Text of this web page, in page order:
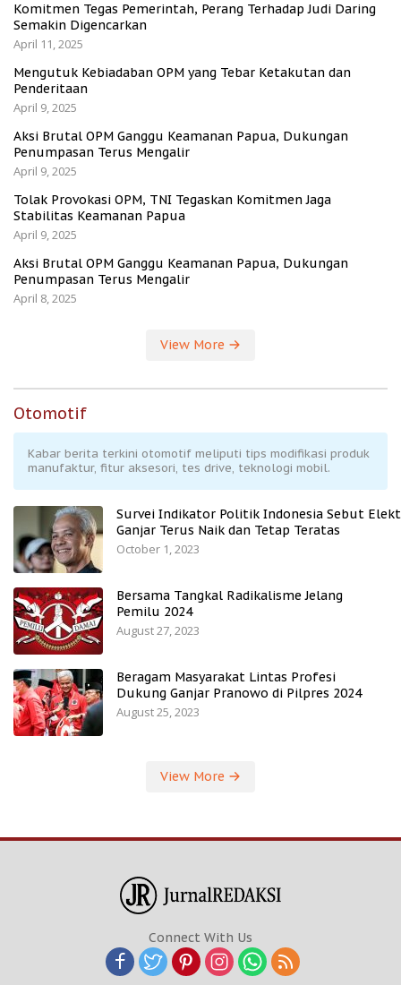
Komitmen Tegas Pemerintah, Perang Terhadap Judi Daring
Semakin Digencarkan
April 11, 2025
Mengutuk Kebiadaban OPM yang Tebar Ketakutan dan
Penderitaan
April 9, 2025
Aksi Brutal OPM Ganggu Keamanan Papua, Dukungan
Penumpasan Terus Mengalir
April 9, 2025
Tolak Provokasi OPM, TNI Tegaskan Komitmen Jaga
Stabilitas Keamanan Papua
April 9, 2025
Aksi Brutal OPM Ganggu Keamanan Papua, Dukungan
Penumpasan Terus Mengalir
April 8, 2025
View More
Otomotif
Kabar berita terkini otomotif meliputi tips modifikasi produk
manufaktur, fitur aksesori, tes drive, teknologi mobil.
Survei Indikator Politik Indonesia Sebut
Ganjar Terus Naik dan Tetap Teratas
October 1, 2023
Bersama Tangkal Radikalisme Jelang
Pemilu 2024
August 27, 2023
Beragam Masyarakat Lintas Profesi
Dukung Ganjar Pranowo di Pilpres 2024
August 25, 2023
View More
Connect With Us